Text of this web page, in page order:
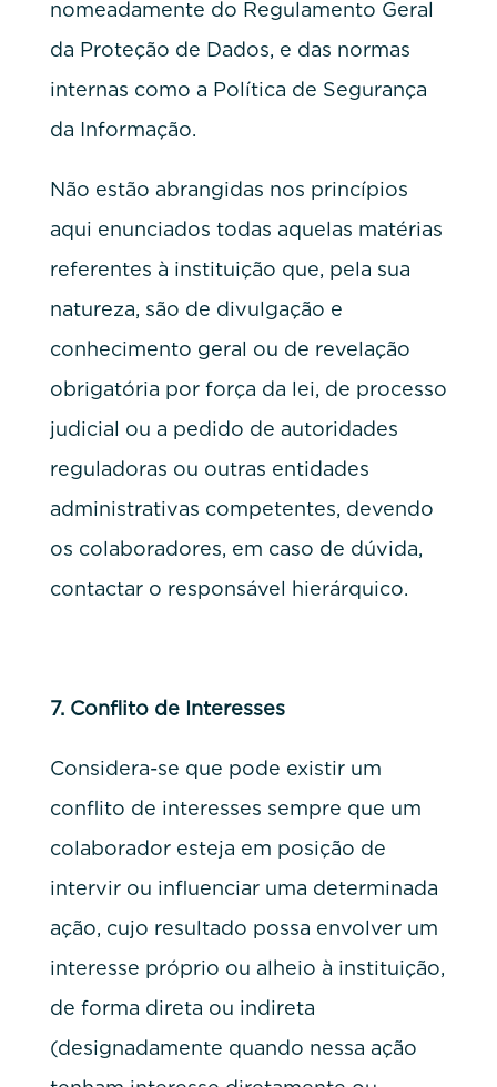
nomeadamente do Regulamento Geral
da Proteção de Dados, e das normas
internas como a Política de Segurança
da Informação.
Não estão abrangidas nos princípios
aqui enunciados todas aquelas matérias
referentes à instituição que, pela sua
natureza, são de divulgação e
conhecimento geral ou de revelação
obrigatória por força da lei, de processo
judicial ou a pedido de autoridades
reguladoras ou outras entidades
administrativas competentes, devendo
os colaboradores, em caso de dúvida,
contactar o responsável hierárquico.
7. Conflito de Interesses
Considera-se que pode existir um
conflito de interesses sempre que um
colaborador esteja em posição de
intervir ou influenciar uma determinada
ação, cujo resultado possa envolver um
interesse próprio ou alheio à instituição,
de forma direta ou indireta
(designadamente quando nessa ação